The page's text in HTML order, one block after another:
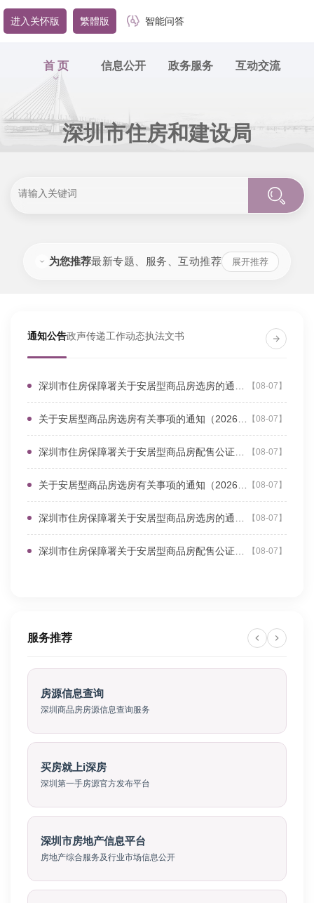
进入关怀版 繁體版 智能问答
首 页 信息公开 政务服务 互动交流
深圳市住房和建设局
为您推荐最新专题、服务、互动推荐 展开推荐
深圳市建设工程新技术推广目录的发...
通知公告政声传递工作动态执法文书
【08-07】
【08-07】
【08-07】
【08-07】
【08-07】
【08-07】
服务推荐
房源信息查询
深圳商品房房源信息查询服务
买房就上i深房
深圳第一手房源官方发布平台
深圳市房地产信息平台
房地产综合服务及行业市场信息公开